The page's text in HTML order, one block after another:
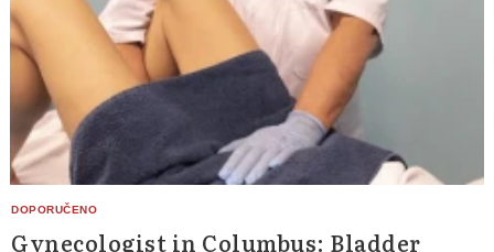
Gynecologist in Columbus: Bladder